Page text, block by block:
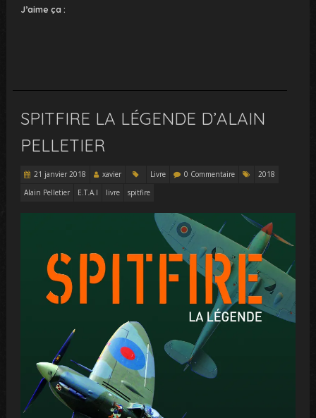
J’aime ça :
SPITFIRE LA LÉGENDE D’ALAIN
PELLETIER
21 janvier 2018 xavier Livre 0 Commentaire
2018
Alain Pelletier
E.T.A.I livre spitfire